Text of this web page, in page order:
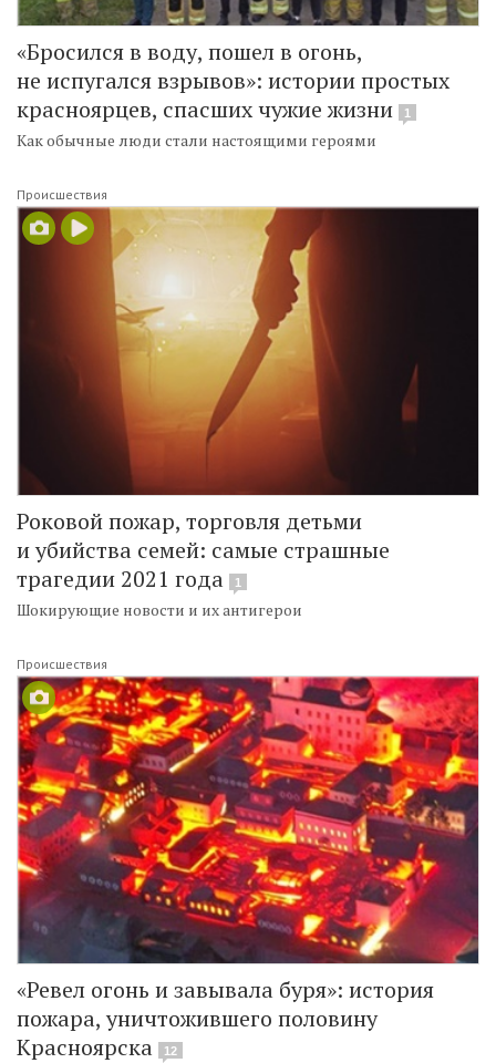
«Бросился в воду, пошел в огонь,
не испугался взрывов»: истории простых
красноярцев, спасших чужие жизни
1
Как обычные люди стали настоящими героями
Происшествия
Роковой пожар, торговля детьми
и убийства семей: самые страшные
трагедии 2021 года
1
Шокирующие новости и их антигерои
Происшествия
«Ревел огонь и завывала буря»: история
пожара, уничтожившего половину
Красноярска
12